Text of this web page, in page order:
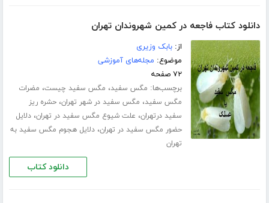
دانلود کتاب فاجعه در کمین شهروندان تهران
از:بابک وزیری
موضوع: مجله‌های آموزشی
۷۲ صفحه
برچسب‌ها: مگس سفید، مگس سفید چیست، مضرات
مگس سفید، مگس سفید در شهر تهران،حشره ریز
سفید درتهران، علت شیوع مگس سفید در تهران،دلایل
حضور مگس سفید در تهران،دلایل هجوم مگس سفید به
تهران
دانلود کتاب